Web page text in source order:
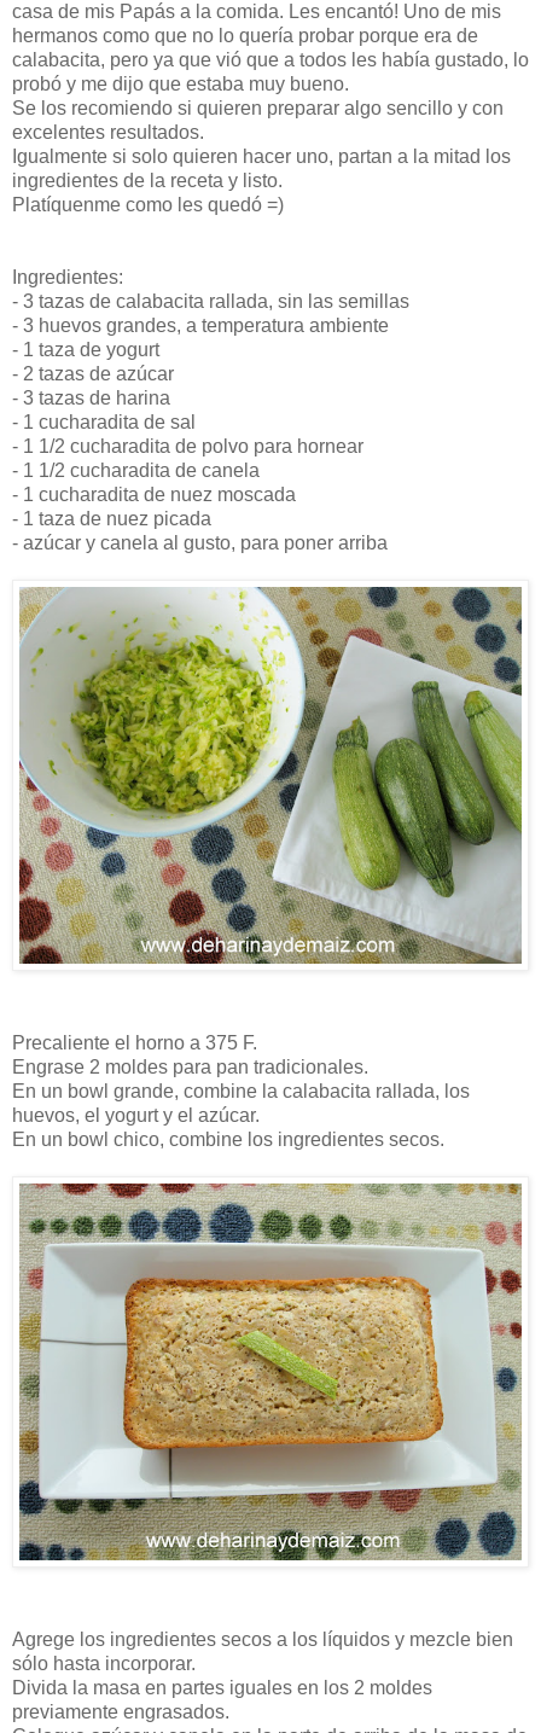
casa de mis Papás a la comida. Les encantó! Uno de mis
hermanos como que no lo quería probar porque era de
calabacita, pero ya que vió que a todos les había gustado, lo
probó y me dijo que estaba muy bueno.
Se los recomiendo si quieren preparar algo sencillo y con
excelentes resultados.
Igualmente si solo quieren hacer uno, partan a la mitad los
ingredientes de la receta y listo.
Platíquenme como les quedó =)
Ingredientes:
- 3 tazas de calabacita rallada, sin las semillas
- 3 huevos grandes, a temperatura ambiente
- 1 taza de yogurt
- 2 tazas de azúcar
- 3 tazas de harina
- 1 cucharadita de sal
- 1 1/2 cucharadita de polvo para hornear
- 1 1/2 cucharadita de canela
- 1 cucharadita de nuez moscada
- 1 taza de nuez picada
- azúcar y canela al gusto, para poner arriba
Precaliente el horno a 375 F.
Engrase 2 moldes para pan tradicionales.
En un bowl grande, combine la calabacita rallada, los
huevos, el yogurt y el azúcar.
En un bowl chico, combine los ingredientes secos.
Agrege los ingredientes secos a los líquidos y mezcle bien
sólo hasta incorporar.
Divida la masa en partes iguales en los 2 moldes
previamente engrasados.